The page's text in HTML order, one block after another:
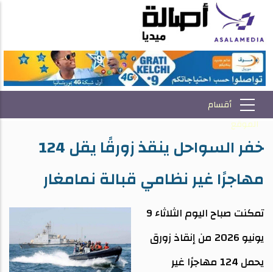
خفر السواحل ينقذ زورقًا يقل 124
مهاجرًا غير نظامي قبالة نمامغار
تمكنت صباح اليوم الثلاثاء 9
يونيو 2026 من إنقاذ زورق
يحمل 124 مهاجرًا غير